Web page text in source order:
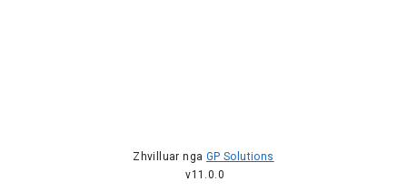
Zhvilluar nga GP Solutions
v11.0.0